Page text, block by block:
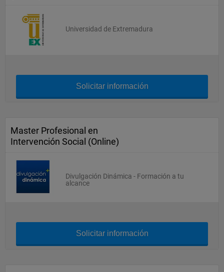
Universidad de Extremadura
Solicitar información
Master Profesional en
Intervención Social (Online)
Divulgación Dinámica - Formación a tu
alcance
Solicitar información